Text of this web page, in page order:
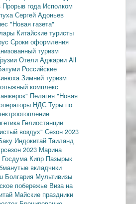
Прорыв года Исполком
Сергей Адоньев
"Новая газета"
Китайские туристы
Сроки оформления
туризм
Отели Аджарии All
Российские
Зимний туризм
комплекс
Пелагея "Новая
НДС Туры по
Гелиостанции
воздух" Сезон 2023
Индокитай Таиланд
2023 Марина
Госдума Кипр Пазырык
вкладчики
Болгария Мультивизы
побережье Виза на
Майские праздники